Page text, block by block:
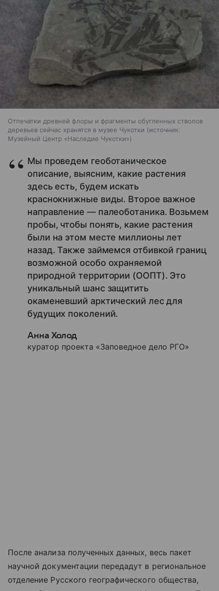
Отпечатки древней флоры и фрагменты обугленных стволов
деревьев сейчас хранятся в музее Чукотки
источник:
Музейный Центр «Наследие Чукотки»
Мы проведем геоботаническое
описание, выясним, какие растения
здесь есть, будем искать
краснокнижные виды. Второе важное
направление — палеоботаника. Возьмем
пробы, чтобы понять, какие растения
были на этом месте миллионы лет
назад. Также займемся отбивкой границ
возможной особо охраняемой
природной территории (ООПТ). Это
уникальный шанс защитить
окаменевший арктический лес для
будущих поколений.
Анна Холод
куратор проекта «Заповедное дело РГО»
После анализа полученных данных, весь пакет
научной документации передадут в региональное
отделение Русского географического общества,